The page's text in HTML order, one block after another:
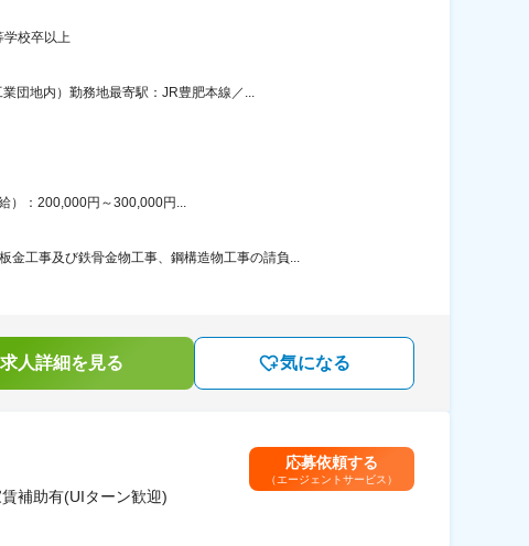
学校卒以上
団地内）勤務地最寄駅：JR豊肥本線／...
）：200,000円～300,000円...
金工事及び鉄骨金物工事、鋼構造物工事の請負...
求人詳細を見る 気になる
補助有(UIターン歓迎)
応募依頼する
（エージェントサービス）